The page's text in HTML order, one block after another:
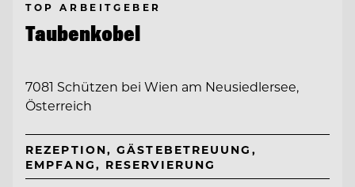
TOP ARBEITGEBER
Taubenkobel
7081 Schützen bei Wien am Neusiedlersee,
Österreich
REZEPTION, GÄSTEBETREUUNG,
EMPFANG, RESERVIERUNG